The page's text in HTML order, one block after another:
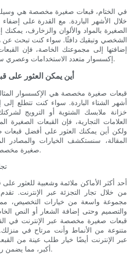
في الختام، قبعات صغيرة مخصصة هي وسيلة
خلال الأشهر الباردة. مع القدرة على
الصغيرة بالمواد والألوان والزخارف،
الشخصي وتبقيك دافئًا. سواء كنت تبحث
إضافتها إلى مجموعتك الخاصة، فإن
إكسسوار متعدد الاستخدامات وعصري سيبقيك دافئًا طوال الموسم.
- أين يمكن العثور
قبعات صغيرة مخصصة هي الإكسسوار المثالي
أشهر الشتاء الباردة. سواء كنت تتطلع
خزانة ملابسك الشتوية أو الترويج
العلامات التجارية، فإن القبعات
ولكن أين يمكنك العثور على أفضل
المقالة، سنستكشف الخيارات والمصادر
صغيرة مخصصة مثالية تناسب احتياجاتك.
1.
أحد أكثر الأماكن ملائمة وشعبية للعثور
من خلال تجار التجزئة عبر الإنترنت.
مجموعة واسعة من خيارات التخصيص،
والتصميم وحتى إضافة الشعار أو النص
قبعات صغيرة مخصصة عبر الإنترنت في
متنوعة من الأنماط وأنت مرتاح في
عبر الإنترنت أيضًا خيار طلب عينة من
أكبر، مما يضمن رضاك ​​عن الجودة والتصميم.